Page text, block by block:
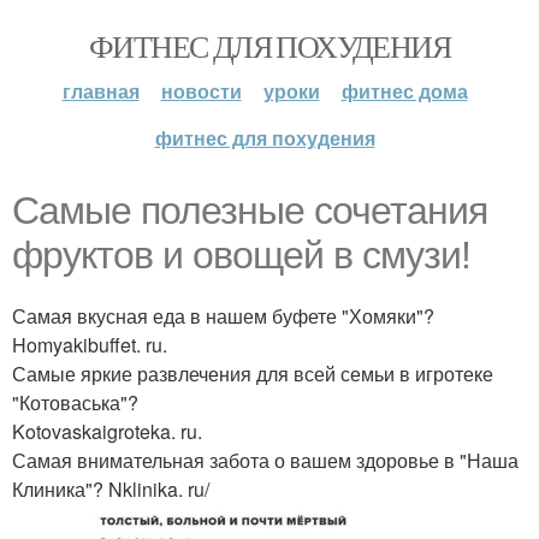
ФИТНЕС ДЛЯ ПОХУДЕНИЯ
главная новости уроки
фитнес дома
фитнес для похудения
Самые полезные сочетания
фруктов и овощей в смузи!
Самая вкусная еда в нашем буфете "Хомяки"?
Homyakibuffet. ru.
Самые яркие развлечения для всей семьи в игротеке
"Котоваська"?
Kotovaskaigroteka. ru.
Самая внимательная забота о вашем здоровье в "Наша
Клиника"? Nklinika. ru/